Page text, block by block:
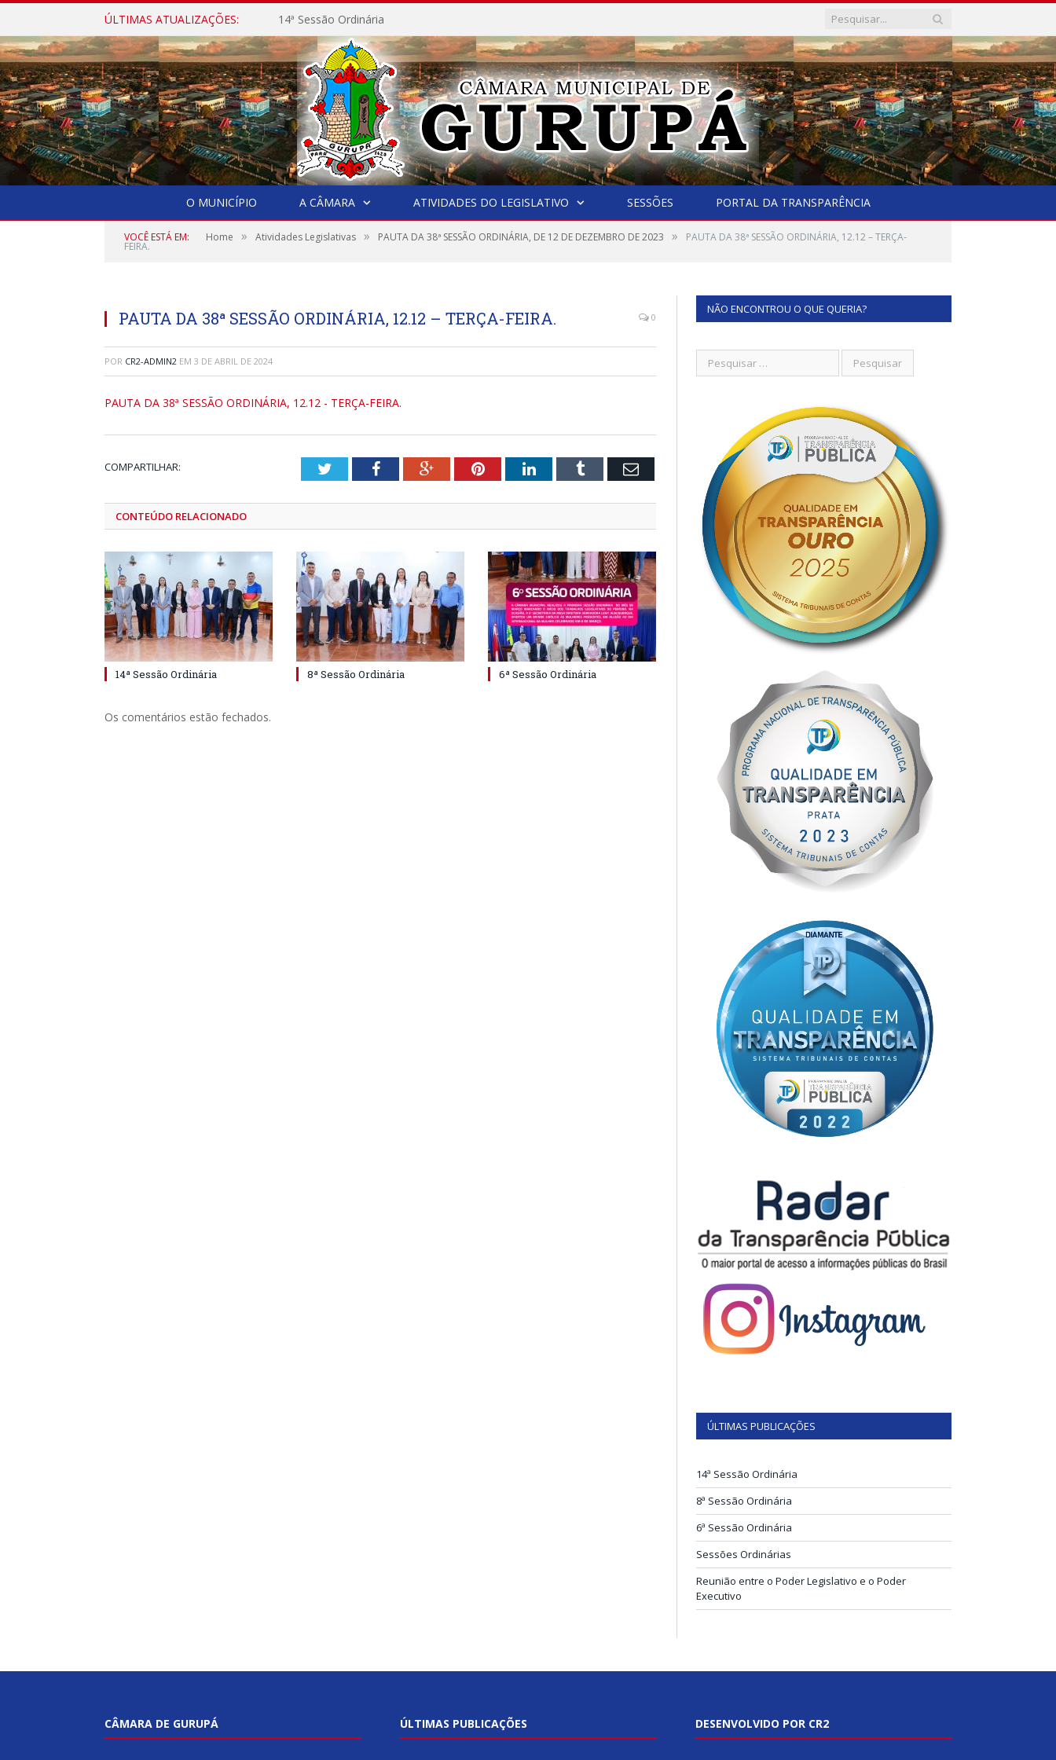
ÚLTIMAS ATUALIZAÇÕES: 14ª Sessão Ordinária
O MUNICÍPIO A CÂMARA ATIVIDADES DO LEGISLATIVO SESSÕES PORTAL DA TRANSPARÊNCIA
VOCÊ ESTÁ EM: Home » Atividades Legislativas » PAUTA DA 38ª SESSÃO ORDINÁRIA, DE 12 DE DEZEMBRO DE 2023 » PAUTA DA 38ª SESSÃO ORDINÁRIA, 12.12 – TERÇA-
FEIRA.
PAUTA DA 38ª SESSÃO ORDINÁRIA, 12.12 – TERÇA-FEIRA. 0
POR CR2-ADMIN2 EM 3 DE ABRIL DE 2024
PAUTA DA 38ª SESSÃO ORDINÁRIA, 12.12 - TERÇA-FEIRA.
COMPARTILHAR: TwitterFacebookGoogle+PinterestLinkedInTumblr Email
CONTEÚDO RELACIONADO
14ª Sessão Ordinária 8ª Sessão Ordinária 6ª Sessão Ordinária
Os comentários estão fechados.
NÃO ENCONTROU O QUE QUERIA?
ÚLTIMAS PUBLICAÇÕES
14ª Sessão Ordinária
8ª Sessão Ordinária
6ª Sessão Ordinária
Sessões Ordinárias
Reunião entre o Poder Legislativo e o Poder
Executivo
CÂMARA DE GURUPÁ ÚLTIMAS PUBLICAÇÕES DESENVOLVIDO POR CR2